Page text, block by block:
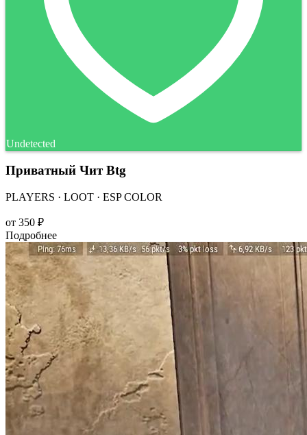
Undetected
Приватный Чит Btg
PLAYERS · LOOT · ESP COLOR
от 350 ₽
Подробнее